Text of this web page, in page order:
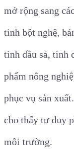
mở rộng sang
tinh bột nghệ,
tinh dầu sả, tinh
phẩm nông
phục vụ sản
cho thấy tư duy
môi trường.